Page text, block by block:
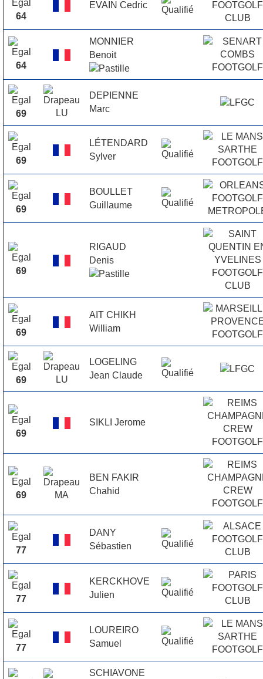
64
EVAIN Cedric
64
MONNIER
Benoit
69
DEPIENNE
Marc
69
LÉTENDARD
Sylver
69
BOULLET
Guillaume
69
RIGAUD
Denis
69
AIT CHIKH
William
69
LOGELING
Jean Claude
69
SIKLI Jerome
69
BEN FAKIR
Chahid
77
DANY
Sébastien
77
KERCKHOVE
Julien
77
LOUREIRO
Samuel
SCHIAVONE